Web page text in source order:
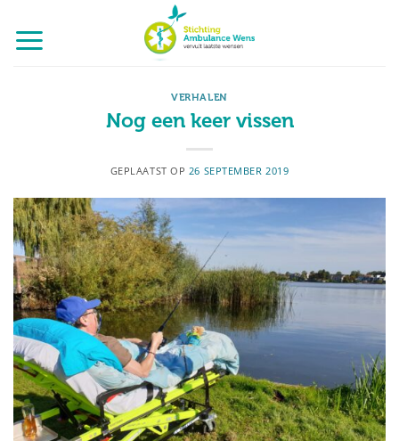
naar
inhoud
VERHALEN
Nog een keer vissen
GEPLAATST OP 26 SEPTEMBER 2019